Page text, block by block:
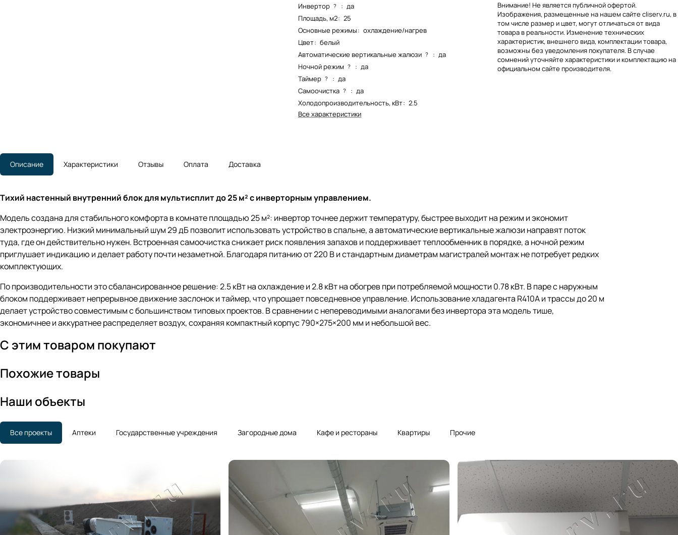
Инвертор ? : да
Площадь, м2: 25
Основные режимы: охлаждение/нагрев
Цвет: белый
Автоматические вертикальные жалюзи ? : да
Ночной режим ? : да
Таймер ? : да
Самоочистка ? : да
Холодопроизводительность, кВт: 2.5
Все характеристики
Внимание! Не является публичной офертой.
Изображения, размещенные на нашем сайте cliserv.ru, в
том числе размер и цвет, могут отличаться от вида
товара в реальности. Изменение технических
характеристик, внешнего вида, комплектации товара,
возможны без уведомления покупателя. В случае
сомнений уточняйте характеристики и комплектацию на
официальном сайте производителя.
Описание Характеристики Отзывы Оплата Доставка
Тихий настенный внутренний блок для мультисплит до 25 м² с инверторным управлением.
Модель создана для стабильного комфорта в комнате площадью 25 м²: инвертор точнее держит температуру, быстрее выходит на режим и экономит
электроэнергию. Низкий минимальный шум 29 дБ позволит использовать устройство в спальне, а автоматические вертикальные жалюзи направят поток
туда, где он действительно нужен. Встроенная самоочистка снижает риск появления запахов и поддерживает теплообменник в порядке, а ночной режим
приглушает индикацию и делает работу почти незаметной. Благодаря питанию от 220 В и стандартным диаметрам магистралей монтаж не потребует редких
комплектующих.
По производительности это сбалансированное решение: 2.5 кВт на охлаждение и 2.8 кВт на обогрев при потребляемой мощности 0.78 кВт. В паре с наружным
блоком поддерживает непрерывное движение заслонок и таймер, что упрощает повседневное управление. Использование хладагента R410A и трассы до 20 м
делает устройство совместимым с большинством типовых проектов. В сравнении с непереводимыми аналогами без инвертора эта модель тише,
экономичнее и аккуратнее распределяет воздух, сохраняя компактный корпус 790×275×200 мм и небольшой вес.
С этим товаром покупают
Похожие товары
Наши объекты
Все проекты Аптеки Государственные учреждения Загородные дома Кафе и рестораны Квартиры Прочие